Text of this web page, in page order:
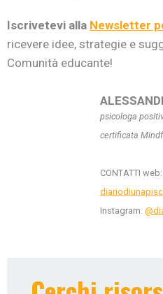
Iscrivetevi alla Newsletter
ricevere idee, strategie e
Comunità educante!
psicologa
certificata
CONTATTI web:
Instagram: